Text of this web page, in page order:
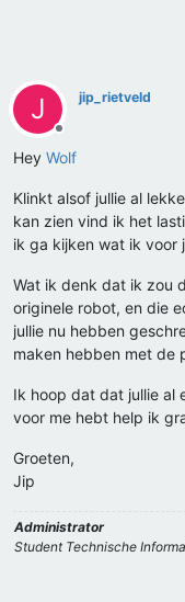
J
Offline
jip_rietveld
Hey Wolf
Klinkt alsof jullie al
kan zien vind ik het
ik ga kijken wat ik voor
Wat ik denk dat ik zou
originele robot, en die
jullie nu hebben
maken hebben met de
Ik hoop dat dat jullie al
voor me hebt help ik
Groeten,
Jip
Administrator
Student Technische